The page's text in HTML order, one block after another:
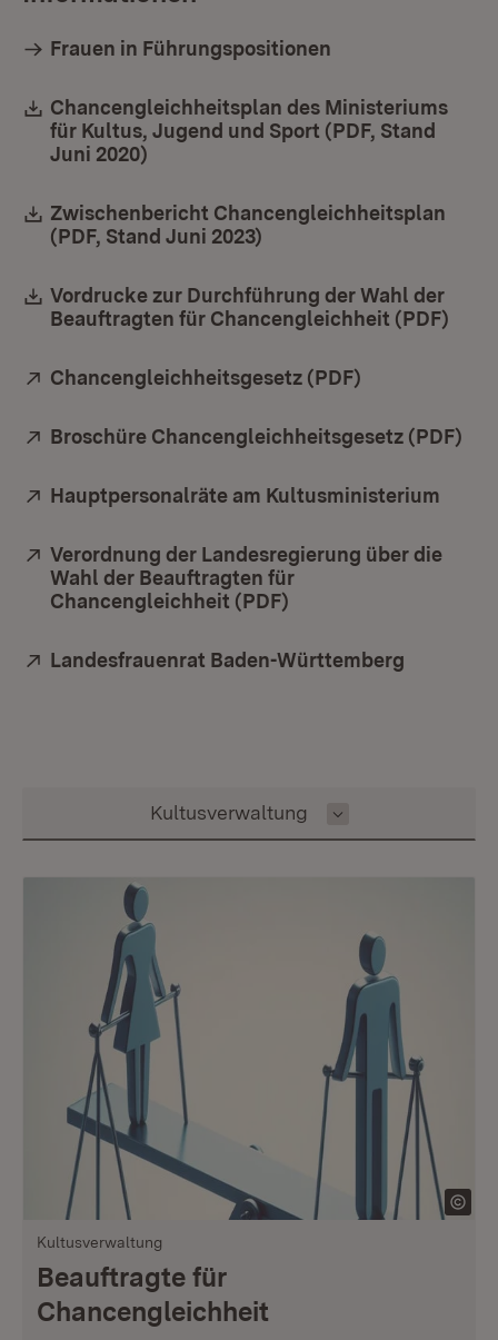
Frauen in Führungspositionen
Download:
Chancengleichheitsplan des Ministeriums
für Kultus, Jugend und Sport (PDF, Stand
Juni 2020)
Download:
Zwischenbericht Chancengleichheitsplan
(PDF, Stand Juni 2023)
Download:
Vordrucke zur Durchführung der Wahl der
Beauftragten für Chancengleichheit (PDF)
Extern:
Chancengleichheitsgesetz (PDF)
Extern:
Broschüre Chancengleichheitsgesetz (PDF)
Extern:
Hauptpersonalräte am Kultusministerium
Extern:
Verordnung der Landesregierung über die
Wahl der Beauftragten für
Chancengleichheit (PDF)
Extern:
Landesfrauenrat Baden-Württemberg
Inhalt auswählen
Kultusverwaltung
Kultusverwaltung
Beauftragte für
Chancengleichheit